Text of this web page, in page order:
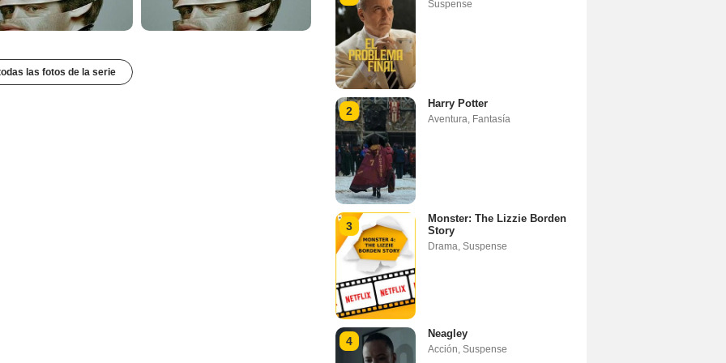
las fotos de la serie
Suspense
2
Harry Potter
Aventura, Fantasía
3
Monster: The Lizzie Borden
Story
Drama, Suspense
4
Neagley
Acción, Suspense